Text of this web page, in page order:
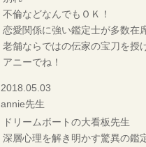
不倫などなんでもＯＫ！
恋愛関係に強い鑑定士が多数在
老舗ならではの伝家の宝刀を授
アニーでね！
2018.05.03
annie先生
ドリームボートの大看板先生
深層心理を解き明かす驚異の鑑